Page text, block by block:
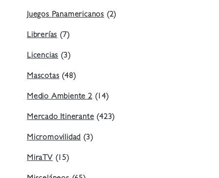
Juegos Panamericanos (2)
Librerías (7)
Licencias (3)
Mascotas (48)
Medio Ambiente 2(14)
Mercado Itinerante (423)
Micromovilidad (3)
MiraTV (15)